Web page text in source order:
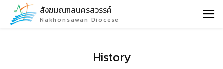
สังฆมณฑลนครสวรรค์
Nakhonsawan Diocese
History